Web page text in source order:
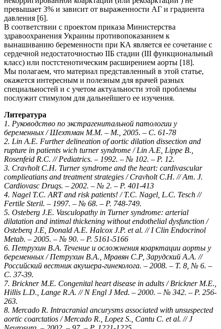
превышает 3% и зависит от выраженности АГ и градиента
давления [6].
В соответствии с проектом приказа Министерства
здравоохранения Украины противопоказанием к
вынашиванию беременности при КА является ее сочетание с
сердечной недостаточностью ІІБ стадии (ІІІ функциональный
класс) или постстенотическим расширением аорты [18].
Мы полагаем, что материал представленный в этой статье,
окажется интересным и полезным для врачей разных
специальностей и с учетом актуальности этой проблемы
послужит стимулом для дальнейшего ее изучения.
Литература
1. Руководство по экстрагенитальной патологии у
беременных / Шехтман М.М. – М., 2005. – С. 61-78
2. Lin A.E. Further delineation of aortic dilation dissection and
rupture in patients wich turner syndrome / Lin A.E, Lippe B.,
Rosenfeid R.C. // Pediatrics. – 1992. – № 102. – Р. 12.
3. Cravholt C.H. Turner syndrome and the heart: cardivascular
complieatians and treatment strategies / Cravholt C.H. // Am. J.
Cardiovasc Druqs. – 2002. – № 2. – Р. 401-413
4. Nagel T.C. ART and risk patients! / T.C. Nagel, L.C. Tesch //
Fertile Steril. – 1997. – № 68. – Р. 748-749.
5. Osteberg J.E. Vasculopathy in Turner syndrome: arterial
dilatation and intimal thickening without endothelial dysfunction /
Osteberq J.E, Donald A.E. Halcox J.P. et al. // I Clin Endocrinol
Metab. – 2005. – № 90. – Р. 5161-5166
6. Петрухин В.А. Течение и осложнения коарктации аорты у
беременных / Петрухин В.А., Мравян С.Р, Зарудский А.А. //
Российский вестник акушера-гинеколога. – 2008. – Т. 8, № 6. –
С. 37-39.
7. Brickner M.E. Congenital heart disease in adults / Brickner M.E.,
Hillis L.D., Lange R.A. // N Engl J Med. – 2000. – № 342. – Р. 256-
263.
8. Mercado R. Intracranial ancurysms associated with unsuspected
aortic coarctatios / Mercado R., Lopez S., Cantu C. et al. // J